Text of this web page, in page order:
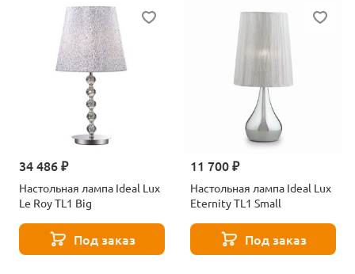
34 486 ₽
Настольная лампа Ideal Lux
Le Roy TL1 Big
Под заказ
11 700 ₽
Настольная лампа Ideal Lux
Eternity TL1 Small
Под заказ